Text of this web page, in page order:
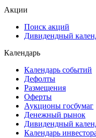
Акции
Поиск акций
Дивидендный
Календарь
Календарь событий
Дефолты
Размещения
Оферты
Аукционы госбумаг
Денежный рынок
Дивидендный
Календарь